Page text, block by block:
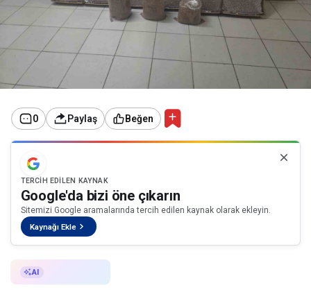
0 Paylaş Beğen
TERCIH EDILEN KAYNAK
Google'da bizi öne çıkarın
Sitemizi Google aramalarında tercih edilen kaynak olarak ekleyin.
Kaynağı Ekle
AI